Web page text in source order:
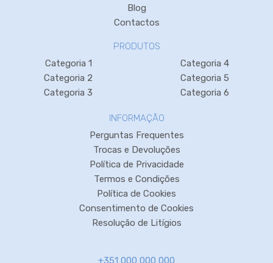
Blog
Contactos
PRODUTOS
Categoria 1
Categoria 2
Categoria 3
Categoria 4
Categoria 5
Categoria 6
INFORMAÇÃO
Perguntas Frequentes
Trocas e Devoluções
Política de Privacidade
Termos e Condições
Política de Cookies
Consentimento de Cookies
Resolução de Litígios
+351 000 000 000